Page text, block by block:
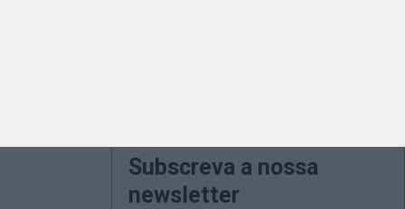
Subscreva a nossa
newsletter